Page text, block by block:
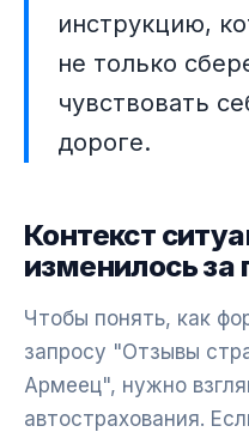
инструкцию,
не только
чувствовать
дороге.
Контекст
изменилось за
Чтобы понять, как
запросу "Отзывы
Армеец", нужно
автострахования.